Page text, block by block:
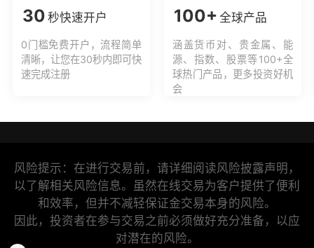
30 秒快速开户
0门槛免费开户，流程简单
清晰，让您在30秒内即可快
速完成注册
100+ 全球产品
涵盖货币对、贵金属、能
源、指数、股票等100+全
球热门产品，更多投资好机
会
风险提示：在进行交易前，请详细阅读风险披露声明，
以了解相关风险信息。虽然在线交易为客户提供了便利
和效率，但并不减轻保证金交易本身的风险。
因此，投资者在参与交易之前必须做好充分准备，以应
对潜在的风险。